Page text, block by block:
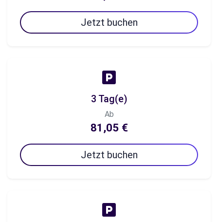
Jetzt buchen
3 Tag(e)
Ab
81,05 €
Jetzt buchen